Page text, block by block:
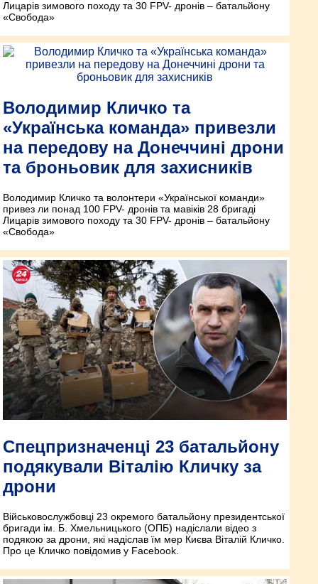
Лицарів зимового походу та 30 FPV- дронів – батальйону
«Свобода»
Володимир Кличко та
«Українська команда» привезли
на передову на Донеччині дрони
та броньовик для захисників
Володимир Кличко та волонтери «Української команди»
привез ли понад 100 FPV- дронів та мавіків 28 бригаді
Лицарів зимового походу та 30 FPV- дронів – батальйону
«Свобода»
Спецпризначенці 23 батальйону
подякували Віталію Кличку за
дрони
Військовослужбовці 23 окремого батальйону президентської
бригади ім. Б. Хмельницького (ОПБ) надіслали відео з
подякою за дрони, які надіслав їм мер Києва Віталій Кличко.
Про це Кличко повідомив у Facebook.